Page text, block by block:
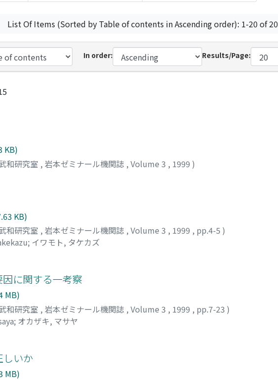
List Of Items (Sorted by Table of contents in Ascending order): 1-20 of 20
In order: Results/Page:
KB)
和研究室 , 岩本ゼミナール機関誌 , Volume 3 , 1999 )
KB)
和研究室 , 岩本ゼミナール機関誌 , Volume 3 , 1999 , pp.4-5 )
; イワモト, タケカズ
に関する一考察
MB)
和研究室 , 岩本ゼミナール機関誌 , Volume 3 , 1999 , pp.7-23 )
; オカザキ, マサヤ
しいか
MB)